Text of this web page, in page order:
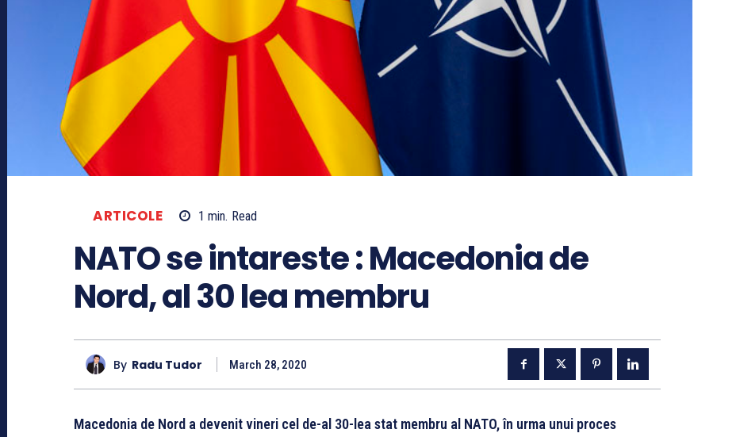
ARTICOLE 1 min. Read
NATO se intareste : Macedonia de
Nord, al 30 lea membru
By Radu Tudor March 28, 2020
Macedonia de Nord a devenit vineri cel de-al 30-lea stat membru al NATO, în urma unui proces